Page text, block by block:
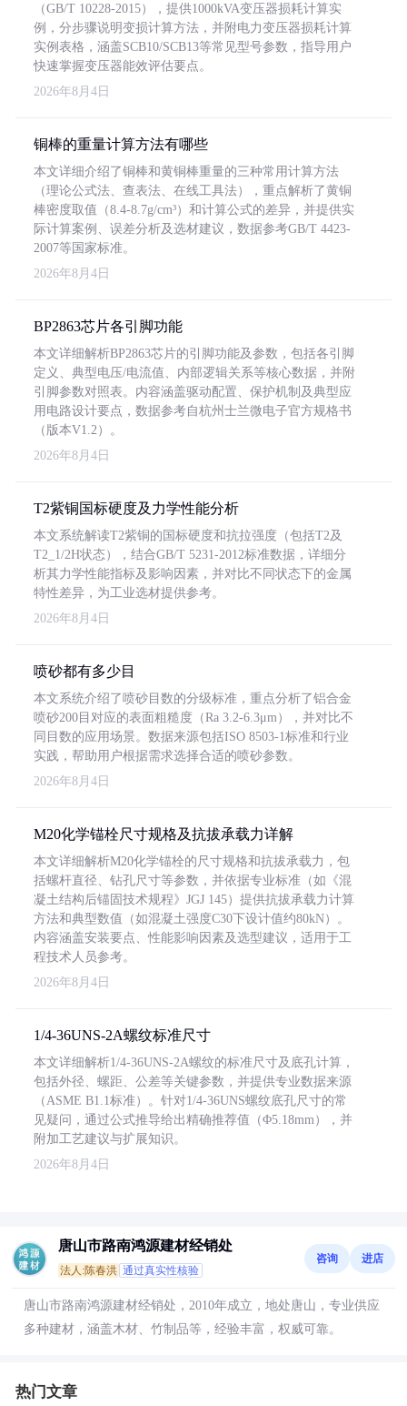
（GB/T 10228-2015），提供1000kVA变压器损耗计算实
例，分步骤说明变损计算方法，并附电力变压器损耗计算
实例表格，涵盖SCB10/SCB13等常见型号参数，指导用户
快速掌握变压器能效评估要点。
2026年8月4日
铜棒的重量计算方法有哪些
本文详细介绍了铜棒和黄铜棒重量的三种常用计算方法
（理论公式法、查表法、在线工具法），重点解析了黄铜
棒密度取值（8.4-8.7g/cm³）和计算公式的差异，并提供实
际计算案例、误差分析及选材建议，数据参考GB/T 4423-
2007等国家标准。
2026年8月4日
BP2863芯片各引脚功能
本文详细解析BP2863芯片的引脚功能及参数，包括各引脚
定义、典型电压/电流值、内部逻辑关系等核心数据，并附
引脚参数对照表。内容涵盖驱动配置、保护机制及典型应
用电路设计要点，数据参考自杭州士兰微电子官方规格书
（版本V1.2）。
2026年8月4日
T2紫铜国标硬度及力学性能分析
本文系统解读T2紫铜的国标硬度和抗拉强度（包括T2及
T2_1/2H状态），结合GB/T 5231-2012标准数据，详细分
析其力学性能指标及影响因素，并对比不同状态下的金属
特性差异，为工业选材提供参考。
2026年8月4日
喷砂都有多少目
本文系统介绍了喷砂目数的分级标准，重点分析了铝合金
喷砂200目对应的表面粗糙度（Ra 3.2-6.3μm），并对比不
同目数的应用场景。数据来源包括ISO 8503-1标准和行业
实践，帮助用户根据需求选择合适的喷砂参数。
2026年8月4日
M20化学锚栓尺寸规格及抗拔承载力详解
本文详细解析M20化学锚栓的尺寸规格和抗拔承载力，包
括螺杆直径、钻孔尺寸等参数，并依据专业标准（如《混
凝土结构后锚固技术规程》JGJ 145）提供抗拔承载力计算
方法和典型数值（如混凝土强度C30下设计值约80kN）。
内容涵盖安装要点、性能影响因素及选型建议，适用于工
程技术人员参考。
2026年8月4日
1/4-36UNS-2A螺纹标准尺寸
本文详细解析1/4-36UNS-2A螺纹的标准尺寸及底孔计算，
包括外径、螺距、公差等关键参数，并提供专业数据来源
（ASME B1.1标准）。针对1/4-36UNS螺纹底孔尺寸的常
见疑问，通过公式推导给出精确推荐值（Φ5.18mm），并
附加工艺建议与扩展知识。
2026年8月4日
唐山市路南鸿源建材经销处
法人:陈春洪 通过真实性核验
咨询 进店
唐山市路南鸿源建材经销处，2010年成立，地处唐山，专业供应
多种建材，涵盖木材、竹制品等，经验丰富，权威可靠。
热门文章